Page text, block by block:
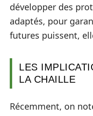
développer des
adaptés, pour
futures puissent,
LES
LA CHAILLE
Récemment, on